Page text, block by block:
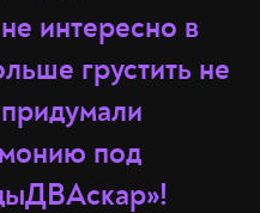
интересно в
грустить не
под